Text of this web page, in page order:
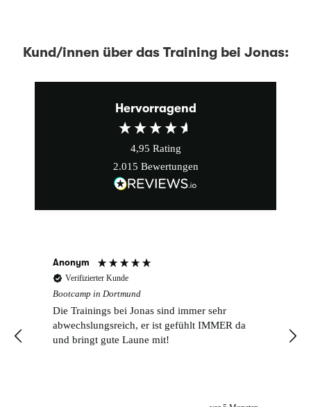
Kund/innen über das Training bei Jonas:
Hervorragend
4,95 Rating
2.015 Bewertungen
Anonym
Verifizierter Kunde
Bootcamp in Dortmund
Die Trainings bei Jonas sind immer sehr
abwechslungsreich, er ist gefühlt IMMER da
und bringt gute Laune mit!